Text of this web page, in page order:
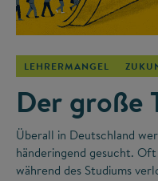
LEHRERMANGEL
Der große
Überall in Deutschland
händeringend gesucht.
während des Studiums